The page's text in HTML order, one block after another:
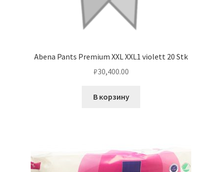
Abena Pants Premium XXL XXL1 violett 20 Stk
₽30,400.00
В корзину